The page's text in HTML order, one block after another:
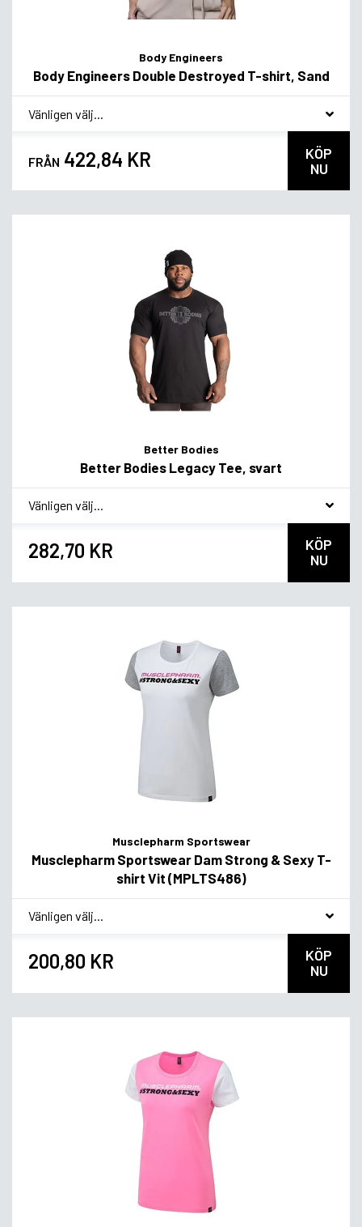
Body Engineers
Body Engineers Double Destroyed T-shirt, Sand
* Smakvariant
FRÅN 422,84 KR
KÖP
NU
Better Bodies
Better Bodies Legacy Tee, svart
* Smakvariant
282,70 KR
KÖP
NU
Musclepharm Sportswear
Musclepharm Sportswear Dam Strong & Sexy T-
shirt Vit (MPLTS486)
* Smakvariant
200,80 KR
KÖP
NU